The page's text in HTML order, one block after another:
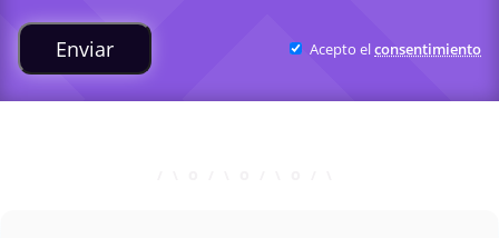
Enviar Acepto elconsentimiento